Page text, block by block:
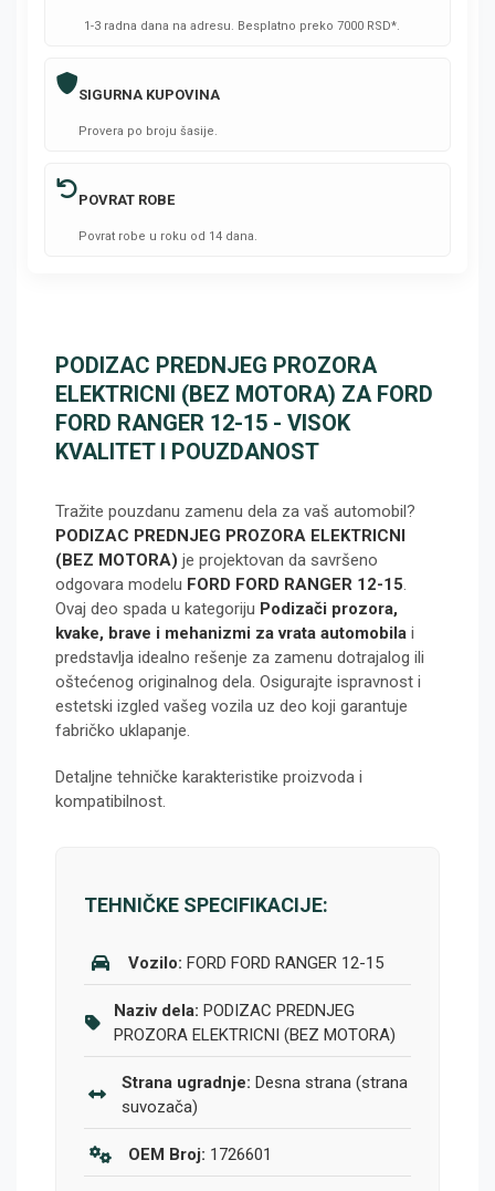
1-3 radna dana na adresu. Besplatno preko 7000 RSD*.
SIGURNA KUPOVINA
Provera po broju šasije.
POVRAT ROBE
Povrat robe u roku od 14 dana.
PODIZAC PREDNJEG PROZORA
ELEKTRICNI (BEZ MOTORA) ZA FORD
FORD RANGER 12-15 - VISOK
KVALITET I POUZDANOST
Tražite pouzdanu zamenu dela za vaš automobil?
PODIZAC PREDNJEG PROZORA ELEKTRICNI
(BEZ MOTORA) je projektovan da savršeno
odgovara modelu FORD FORD RANGER 12-15.
Ovaj deo spada u kategoriju Podizači prozora,
kvake, brave i mehanizmi za vrata automobila i
predstavlja idealno rešenje za zamenu dotrajalog ili
oštećenog originalnog dela. Osigurajte ispravnost i
estetski izgled vašeg vozila uz deo koji garantuje
fabričko uklapanje.
Detaljne tehničke karakteristike proizvoda i
kompatibilnost.
TEHNIČKE SPECIFIKACIJE:
Vozilo: FORD FORD RANGER 12-15
Naziv dela: PODIZAC PREDNJEG
PROZORA ELEKTRICNI (BEZ MOTORA)
Strana ugradnje: Desna strana (strana
suvozača)
OEM Broj: 1726601